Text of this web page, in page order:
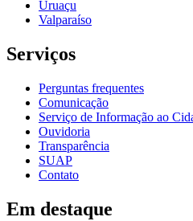
Uruaçu
Valparaíso
Serviços
Perguntas frequentes
Comunicação
Serviço de Informação ao
Ouvidoria
Transparência
SUAP
Contato
Em destaque